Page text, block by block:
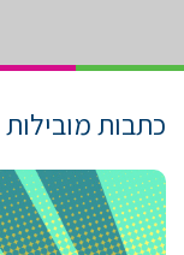
כתבות מובילות